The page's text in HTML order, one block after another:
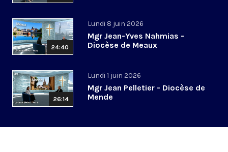
24:40
Lundi 8 juin 2026
Mgr Jean-Yves Nahmias -
Diocèse de Meaux
26:14
Lundi 1 juin 2026
Mgr Jean Pelletier - Diocèse de
Mende